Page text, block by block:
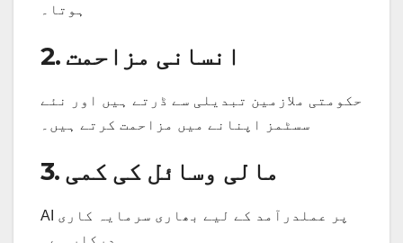
ہوتا۔
2. انسانی مزاحمت
حکومتی ملازمین تبدیلی سے ڈرتے ہیں اور نئے
سسٹمز اپنانے میں مزاحمت کرتے ہیں۔
3. مالی وسائل کی کمی
AI پر عملدرآمد کے لیے بھاری سرمایہ کاری
درکار ہے۔